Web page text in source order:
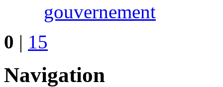
gouvernement
0 | 15
Navigation